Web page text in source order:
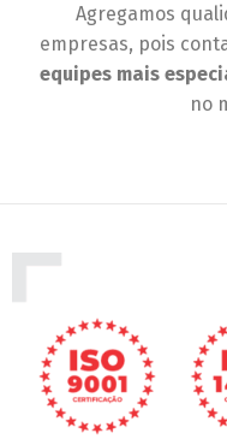
Agregamos
empresas, pois
equipes mais
no